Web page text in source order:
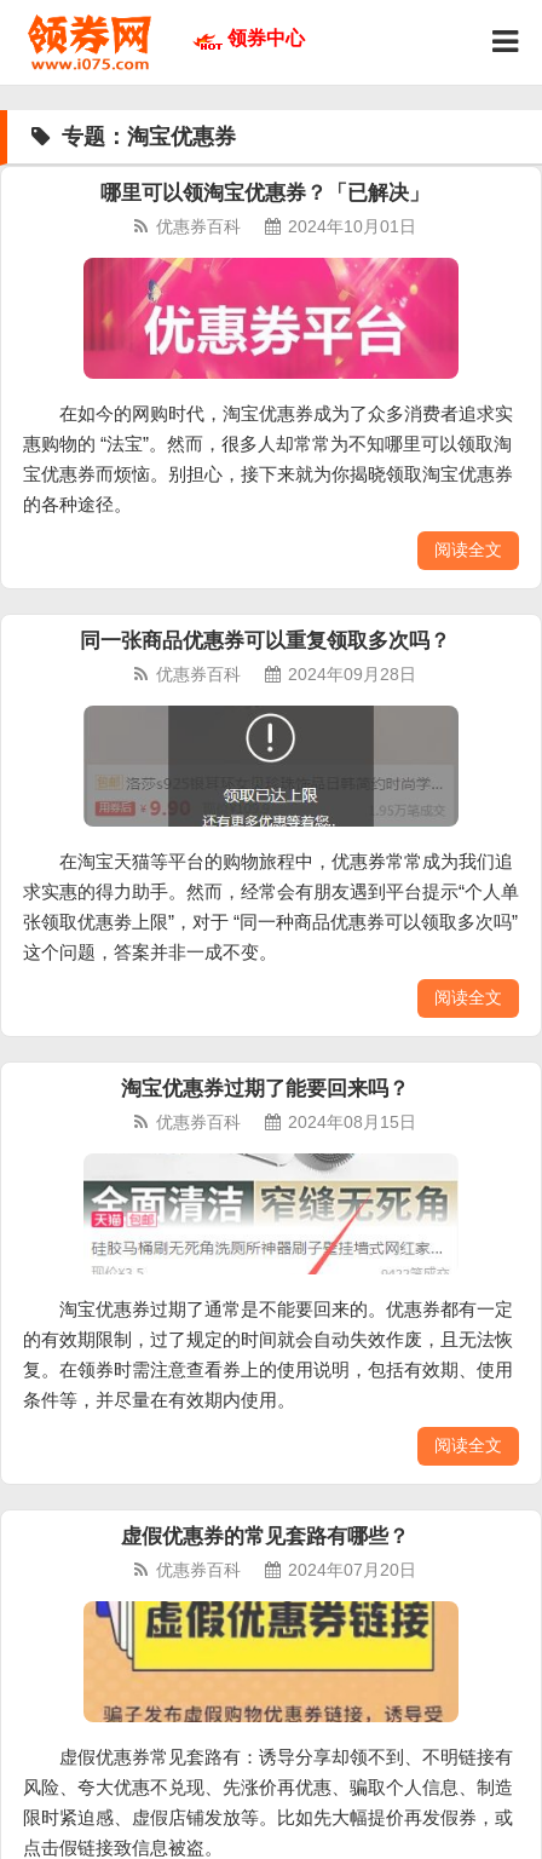
领券中心
专题：淘宝优惠券
哪里可以领淘宝优惠券？「已解决」
优惠券百科 2024年10月01日
在如今的网购时代，淘宝优惠券成为了众多消费者追求实
惠购物的 “法宝”。然而，很多人却常常为不知哪里可以领取淘
宝优惠券而烦恼。别担心，接下来就为你揭晓领取淘宝优惠券
的各种途径。
阅读全文
同一张商品优惠券可以重复领取多次吗？
优惠券百科 2024年09月28日
在淘宝天猫等平台的购物旅程中，优惠券常常成为我们追
求实惠的得力助手。然而，经常会有朋友遇到平台提示“个人单
张领取优惠劵上限”，对于 “同一种商品优惠券可以领取多次吗”
这个问题，答案并非一成不变。
阅读全文
淘宝优惠券过期了能要回来吗？
优惠券百科 2024年08月15日
淘宝优惠券过期了通常是不能要回来的。优惠券都有一定
的有效期限制，过了规定的时间就会自动失效作废，且无法恢
复。在领券时需注意查看券上的使用说明，包括有效期、使用
条件等，并尽量在有效期内使用。
阅读全文
虚假优惠券的常见套路有哪些？
优惠券百科 2024年07月20日
虚假优惠券常见套路有：诱导分享却领不到、不明链接有
风险、夸大优惠不兑现、先涨价再优惠、骗取个人信息、制造
限时紧迫感、虚假店铺发放等。比如先大幅提价再发假券，或
点击假链接致信息被盗。